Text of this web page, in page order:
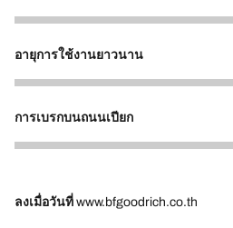
5
อายุการใช้งานยาวนาน
5
การเบรกบนถนนเปียก
4
ลงเมื่อวันที่ www.bfgoodrich.co.th